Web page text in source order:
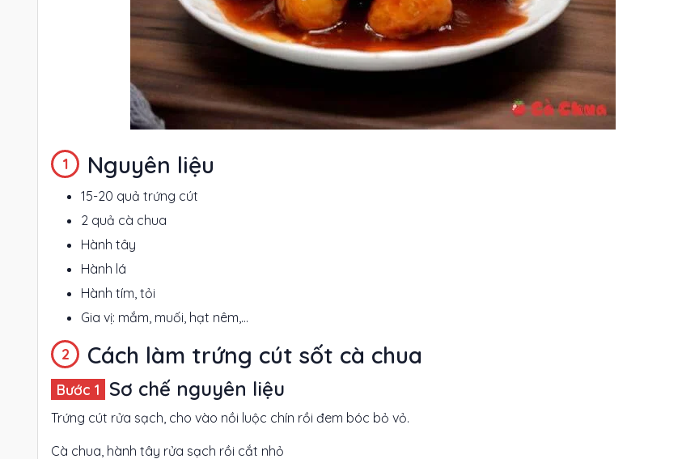
Nguyên liệu
15-20 quả trứng cút
2 quả cà chua
Hành tây
Hành lá
Hành tím, tỏi
Gia vị: mắm, muối, hạt nêm,...
Cách làm trứng cút sốt cà chua
Sơ chế nguyên liệu
Trứng cút rửa sạch, cho vào nồi luộc chín rồi đem bóc bỏ vỏ.
Cà chua, hành tây rửa sạch rồi cắt nhỏ